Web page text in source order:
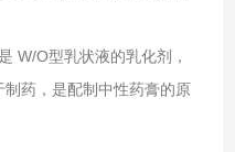
W/O型乳状液的乳化剂，
药，是配制中性药膏的原